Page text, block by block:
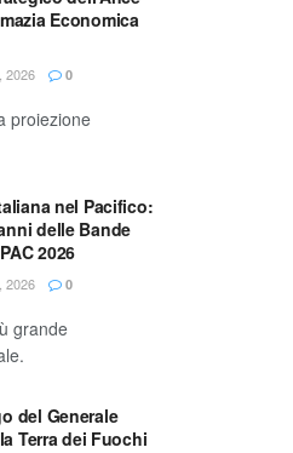
Economica
2026 0
proiezione
nel Pacifico:
delle Bande
2026
2026 0
grande
del Generale
Terra dei Fuochi